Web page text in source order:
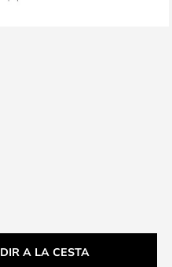
A LA CESTA